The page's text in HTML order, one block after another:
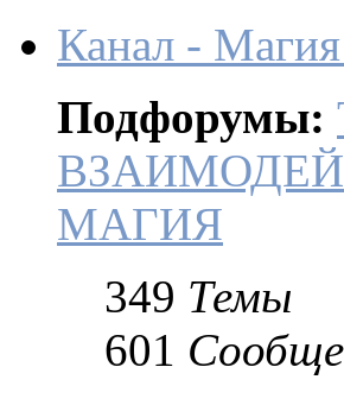
Канал -
Подфорумы:
МАГИЯ
349 Темы
601